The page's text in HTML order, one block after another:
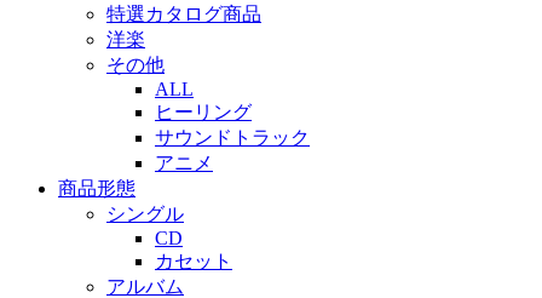
特選カタログ商品
洋楽
その他
ALL
ヒーリング
サウンドトラック
アニメ
商品形態
シングル
CD
カセット
アルバム